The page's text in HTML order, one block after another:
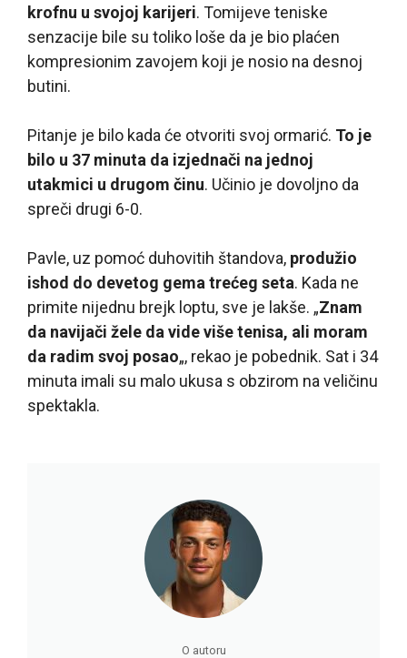
krofnu u svojoj karijeri. Tomijeve teniske
senzacije bile su toliko loše da je bio plaćen
kompresionim zavojem koji je nosio na desnoj
butini.
Pitanje je bilo kada će otvoriti svoj ormarić. To je
bilo u 37 minuta da izjednači na jednoj
utakmici u drugom činu. Učinio je dovoljno da
spreči drugi 6-0.
Pavle, uz pomoć duhovitih štandova, produžio
ishod do devetog gema trećeg seta. Kada ne
primite nijednu brejk loptu, sve je lakše. „Znam
da navijači žele da vide više tenisa, ali moram
da radim svoj posao„, rekao je pobednik. Sat i 34
minuta imali su malo ukusa s obzirom na veličinu
spektakla.
O autoru